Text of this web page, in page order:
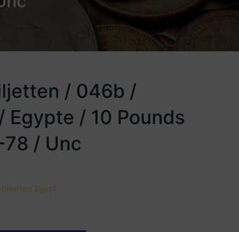
/ 046b /
Egypte / 10 Pounds
/ Unc
Egypt